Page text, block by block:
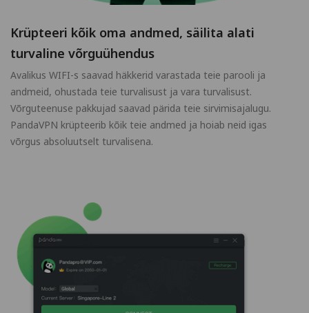
Krüpteeri kõik oma andmed, säilita alati
turvaline võrguühendus
Avalikus WIFI-s saavad häkkerid varastada teie parooli ja
andmeid, ohustada teie turvalisust ja vara turvalisust.
Võrguteenuse pakkujad saavad pärida teie sirvimisajalugu.
PandaVPN krüpteerib kõik teie andmed ja hoiab neid igas
võrgus absoluutselt turvalisena.